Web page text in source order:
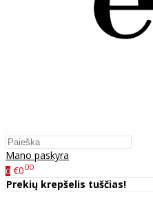
Mano paskyra
0 €000
Prekių krepšelis tuščias!